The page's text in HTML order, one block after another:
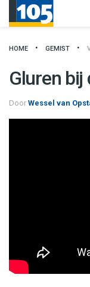
HOME GEMIST
Gluren bij
Door Wessel van